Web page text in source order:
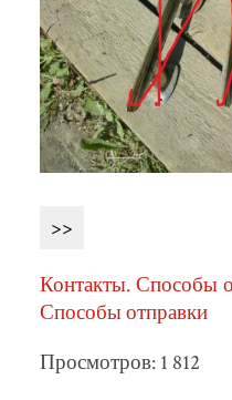
>>
Контакты. Способы
Способы отправки
Просмотров: 1 812